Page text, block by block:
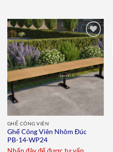
Add to
wishlist
GHẾ CÔNG VIÊN
Ghế Công Viên Nhôm Đúc
PB-14-WP24